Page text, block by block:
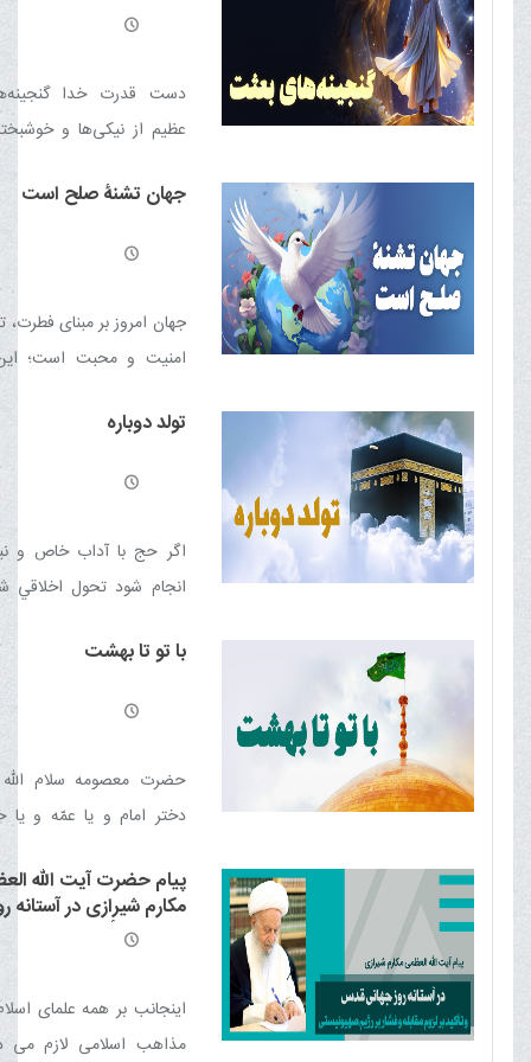
دست قدرت خدا
عظیم از نیکی‌ها و
انواع بذرهاى گل‌هاى
مى‌سازد
جهان تشنۀ صلح است
جهان امروز بر مبنای
امنیت و محبت است؛
تولد دوباره
اگر حج با آداب خاص و
انجام شود تحول اخلاقي
بندگی غير خدا آزاد ساخته
با تو تا بهشت
حضرت معصومه سلام الله
دختر امام و يا عمّه و يا
و تقوا و عبادت فوق العاده
پیام حضرت آیت الله
مکارم شیرازی در آستانه
قدس و تأکید بر لزوم
اینجانب بر همه علمای
مذاهب اسلامی لازم می